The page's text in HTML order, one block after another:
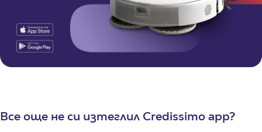
Все още не си изтеглил Credissimo app?